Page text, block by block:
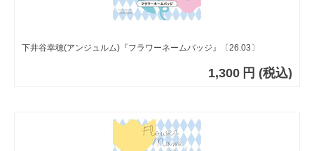
下井谷幸穂(アンジュルム)『フラワーネームバッジ』〔26.03〕
1,300 円 (税込)